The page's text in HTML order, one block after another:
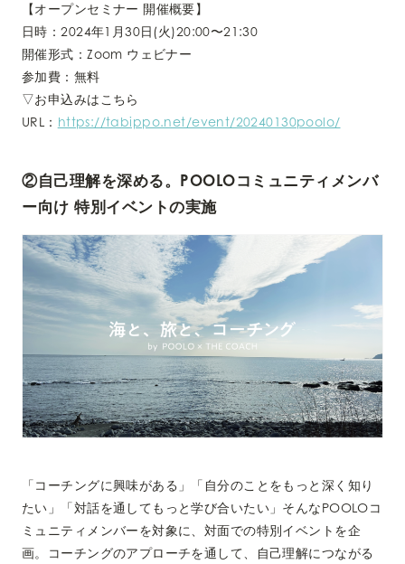
【オープンセミナー 開催概要】
日時：2024年1月30日(火)20:00〜21:30
開催形式：Zoom ウェビナー
参加費：無料
▽お申込みはこちら
URL： https://tabippo.net/event/20240130poolo/
②自己理解を深める。POOLOコミュニティメンバ
ー向け 特別イベントの実施
「コーチングに興味がある」「自分のことをもっと深く知り
たい」「対話を通してもっと学び合いたい」そんなPOOLOコ
ミュニティメンバーを対象に、対面での特別イベントを企
画。コーチングのアプローチを通して、自己理解につながる